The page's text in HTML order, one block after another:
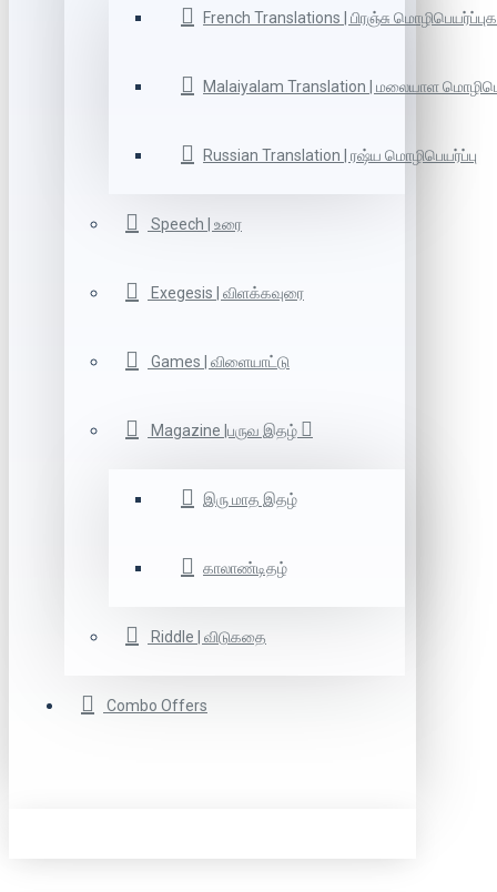
French Translations | பிரஞ்சு
Malaiyalam Translation | மலையாள
Russian Translation | ரஷ்ய மொழிபெயர்ப்பு
Speech | உரை
Exegesis | விளக்கவுரை
Games | விளையாட்டு
Magazine |பருவ இதழ்
இரு மாத இதழ்
காலாண்டிதழ்
Riddle | விடுகதை
Combo Offers